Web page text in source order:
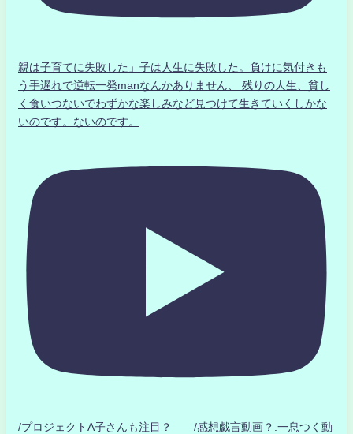
親は子育てに失敗した」子は人生に失敗した。負けに気付きも
う手遅れで逆転一発manなんかありません、 残りの人生、貧し
く食いつないでわずかな楽しみなど見つけて生きていくしかな
いのです。ないのです。
/プロジェクトA子さんも注目？ /感想戯言動画？.一息つく動